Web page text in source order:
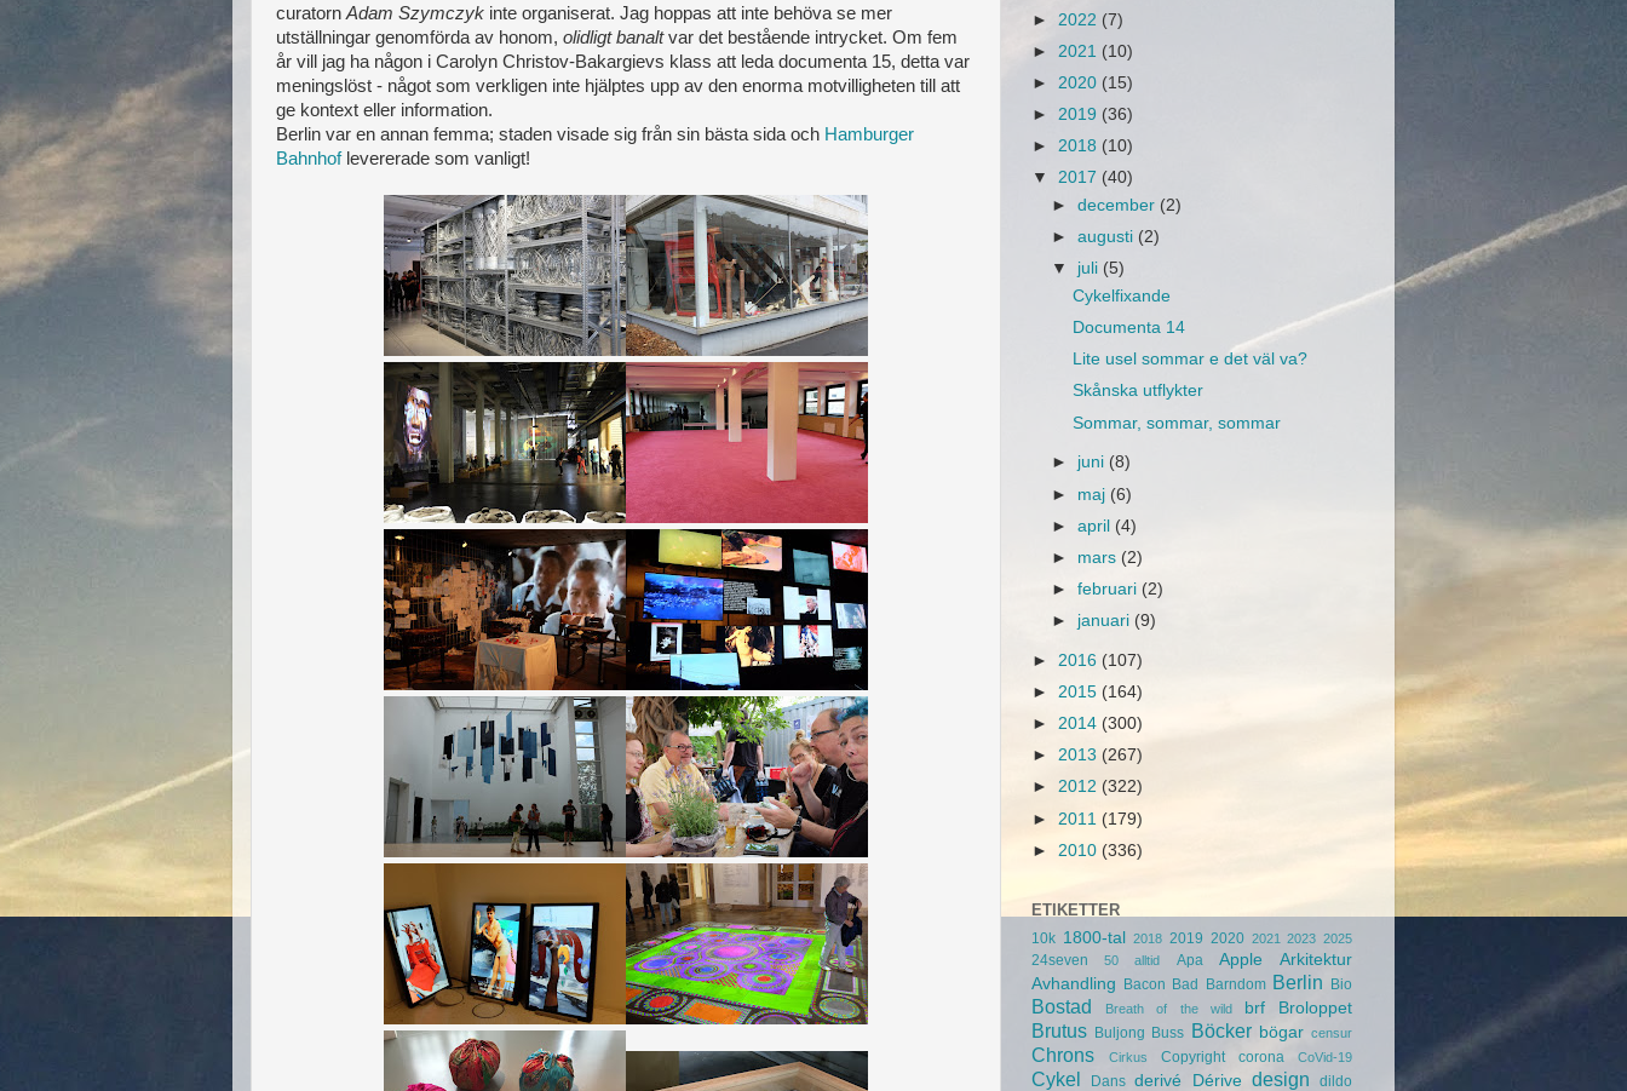
curatorn Adam Szymczyk inte organiserat. Jag hoppas att inte behöva se mer
utställningar genomförda av honom, olidligt banaltvar det bestående intrycket. Om fem
år vill jag ha någon i Carolyn Christov-Bakargievs klass att leda documenta 15, detta var
meningslöst - något som verkligen inte hjälptes upp av den enorma motvilligheten till att
ge kontext eller information.
Berlin var en annan femma; staden visade sig från sin bästa sida och Hamburger
Bahnhoflevererade som vanligt!
► 2022 (7)
► 2021 (10)
► 2020 (15)
► 2019 (36)
► 2018 (10)
▼ 2017 (40)
►december (2)
►augusti (2)
▼ juli (5)
Cykelfixande
Documenta 14
Lite usel sommar e det väl va?
Skånska utflykter
Sommar, sommar, sommar
► juni (8)
► maj (6)
►april (4)
► mars (2)
►februari (2)
► januari (9)
► 2016 (107)
► 2015 (164)
► 2014 (300)
► 2013 (267)
► 2012 (322)
► 2011 (179)
► 2010 (336)
ETIKETTER
10k 1800-tal 2018 2019 2020 2021 2023 2025
24seven 50 alltid Apa Apple
Arkitektur
Avhandling Bacon Bad Barndom Berlin Bio
Bostad Breath of the wild brf Broloppet
Brutus Buljong Buss Böcker bögar censur
Chrons Cirkus Copyright corona CoVid-19
Cykel Dans derivé Dérive design dildo